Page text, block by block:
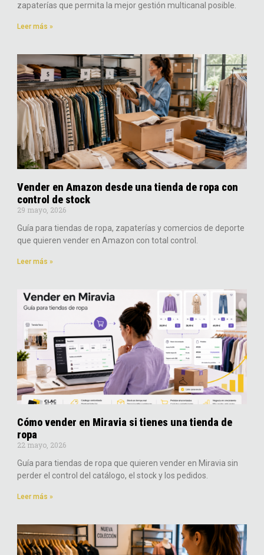
zapaterías que permita la mejor gestión multicanal posible.
Leer más »
Vender en Amazon desde una tienda de ropa con
control de stock
29 mayo, 2026
Guía para tiendas de ropa, zapaterías y comercios de deporte
que quieren vender en Amazon con total control.
Leer más »
Cómo vender en Miravia si tienes una tienda de
ropa​
22 mayo, 2026
Guía para tiendas de ropa que quieren vender en Miravia sin
perder el control del catálogo, el stock y los pedidos.
Leer más »